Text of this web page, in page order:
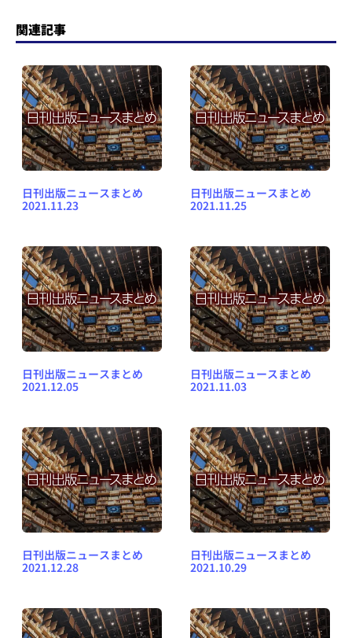
関連記事
日刊出版ニュースまとめ
2021.11.23
日刊出版ニュースまとめ
2021.11.25
日刊出版ニュースまとめ
2021.12.05
日刊出版ニュースまとめ
2021.11.03
日刊出版ニュースまとめ
2021.12.28
日刊出版ニュースまとめ
2021.10.29